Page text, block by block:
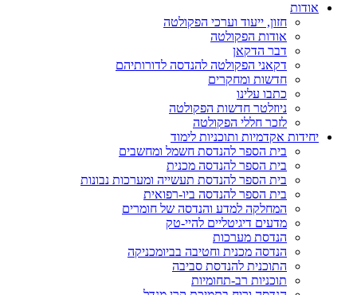
אודות
חזון, ייעוד וערכי הפקולטה
אודות הפקולטה
דבר הדקאן
דקאני הפקולטה להנדסה לדורותיהם
חדשות ומחקרים
כתבו עלינו
ניוזלטר חדשות הפקולטה
לזכר חללי הפקולטה
יחידות אקדמיות ותוכניות לימוד
בית הספר להנדסת חשמל ומחשבים
בית הספר להנדסה מכנית
בית הספר להנדסת תעשייה ומערכות נבונות
בית הספר להנדסה ביו-רפואית
המחלקה למדע והנדסה של חומרים
מדעים דיגיטליים להיי-טק
הנדסת מערכות
הנדסה מכנית וחטיבה בביומכניקה
התוכנית להנדסת סביבה
תוכניות רב-תחומיות